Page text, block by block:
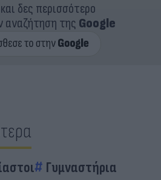
δες περισσότερο
αναζήτηση της Google
Γυμναστήρια